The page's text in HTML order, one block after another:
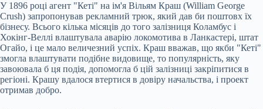
У 1896 році агент "Кеті" на ім'я Вільям Краш (William George
Crush) запропонував рекламний трюк, який дав би поштовх їх
бізнесу. Всього кілька місяців до того залізниця Коламбус і
Хокінг-Веллі влаштувала аварію локомотива в Ланкастері, штат
Огайо, і це мало величезний успіх. Краш вважав, що якби "Кеті"
змогла влаштувати подібне видовище, то популярність, яку
завоювала б ця подія, допомогла б цій залізниці закріпитися в
регіоні. Крашу вдалося втертися в довіру начальства, і проект
отримав добро.